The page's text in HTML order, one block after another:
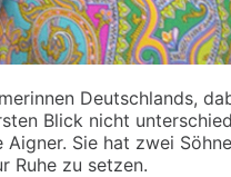
Deutschlands,
Blick nicht
Sie hat zwei
Ruhe zu setzen.